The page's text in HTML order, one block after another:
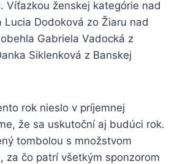
Víťazkou ženskej kategórie nad
Dodoková zo Žiaru nad
Gabriela Vadocká z
Siklenková z Banskej
rok nieslo v príjemnej
že sa uskutoční aj budúci rok.
tombolou s množstvom
za čo patrí všetkým sponzorom